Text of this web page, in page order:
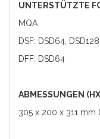
UNTERSTÜTZTE
MQA
DSF: DSD64,
DFF: DSD64
ABMESSUNGEN
305 x 200 x 311 mm